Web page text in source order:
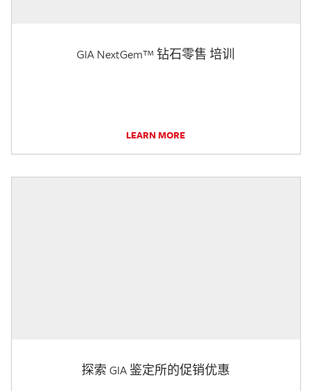
GIA NextGem™ 钻石零售 培训
LEARN MORE
探索 GIA 鉴定所的促销优惠